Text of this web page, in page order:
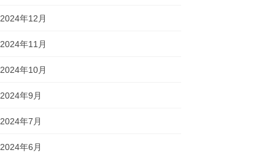
2024年12月
2024年11月
2024年10月
2024年9月
2024年7月
2024年6月